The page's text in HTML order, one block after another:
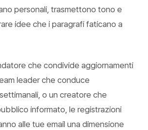
personali, trasmettono tono e
idee che i paragrafi faticano a
che condivide aggiornamenti
leader che conduce
o un creatore che
informato, le registrazioni
alle tue email una dimensione